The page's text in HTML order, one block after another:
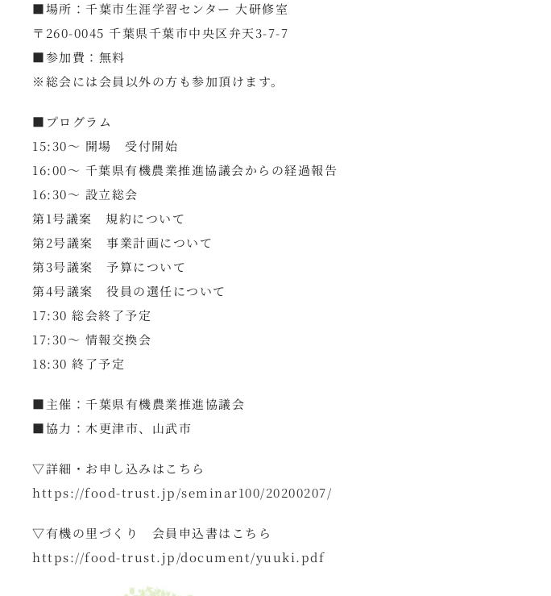
■場所：千葉市生涯学習センター 大研修室
〒260-0045 千葉県千葉市中央区弁天3-7-7
■参加費：無料
※総会には会員以外の方も参加頂けます。
■プログラム
15:30～ 開場 受付開始
16:00～ 千葉県有機農業推進協議会からの経過報告
16:30～ 設立総会
第1号議案 規約について
第2号議案 事業計画について
第3号議案 予算について
第4号議案 役員の選任について
17:30 総会終了予定
17:30～ 情報交換会
18:30 終了予定
■主催：千葉県有機農業推進協議会
■協力：木更津市、山武市
▽詳細・お申し込みはこちら
https://food-trust.jp/seminar100/20200207/
▽有機の里づくり 会員申込書はこちら
https://food-trust.jp/document/yuuki.pdf